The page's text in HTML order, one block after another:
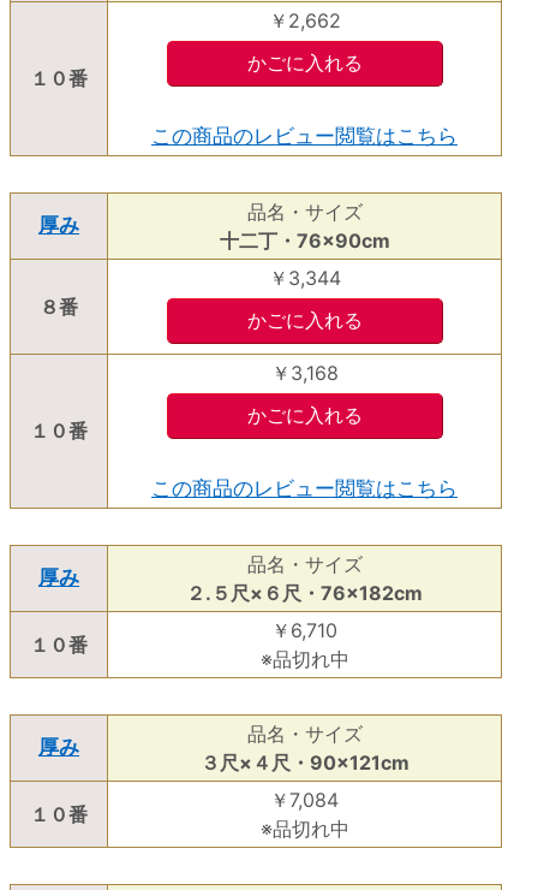
１０番
￥2,662
この商品のレビュー閲覧はこちら
厚み
品名・サイズ
十二丁・76×90cm
８番
￥3,344
１０番
￥3,168
この商品のレビュー閲覧はこちら
厚み
品名・サイズ
２.５尺×６尺・76×182cm
１０番
￥6,710
※品切れ中
厚み
品名・サイズ
３尺×４尺・90×121cm
１０番
￥7,084
※品切れ中